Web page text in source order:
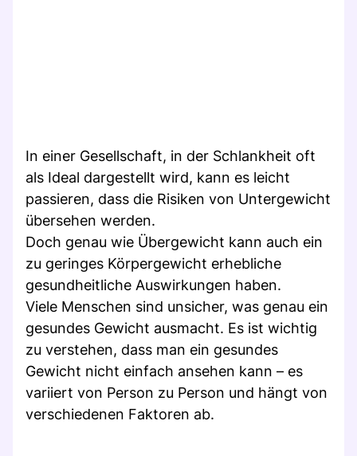
In einer Gesellschaft, in der Schlankheit oft
als Ideal dargestellt wird, kann es leicht
passieren, dass die Risiken von Untergewicht
übersehen werden.
Doch genau wie Übergewicht kann auch ein
zu geringes Körpergewicht erhebliche
gesundheitliche Auswirkungen haben.
Viele Menschen sind unsicher, was genau ein
gesundes Gewicht ausmacht. Es ist wichtig
zu verstehen, dass man ein gesundes
Gewicht nicht einfach ansehen kann – es
variiert von Person zu Person und hängt von
verschiedenen Faktoren ab.